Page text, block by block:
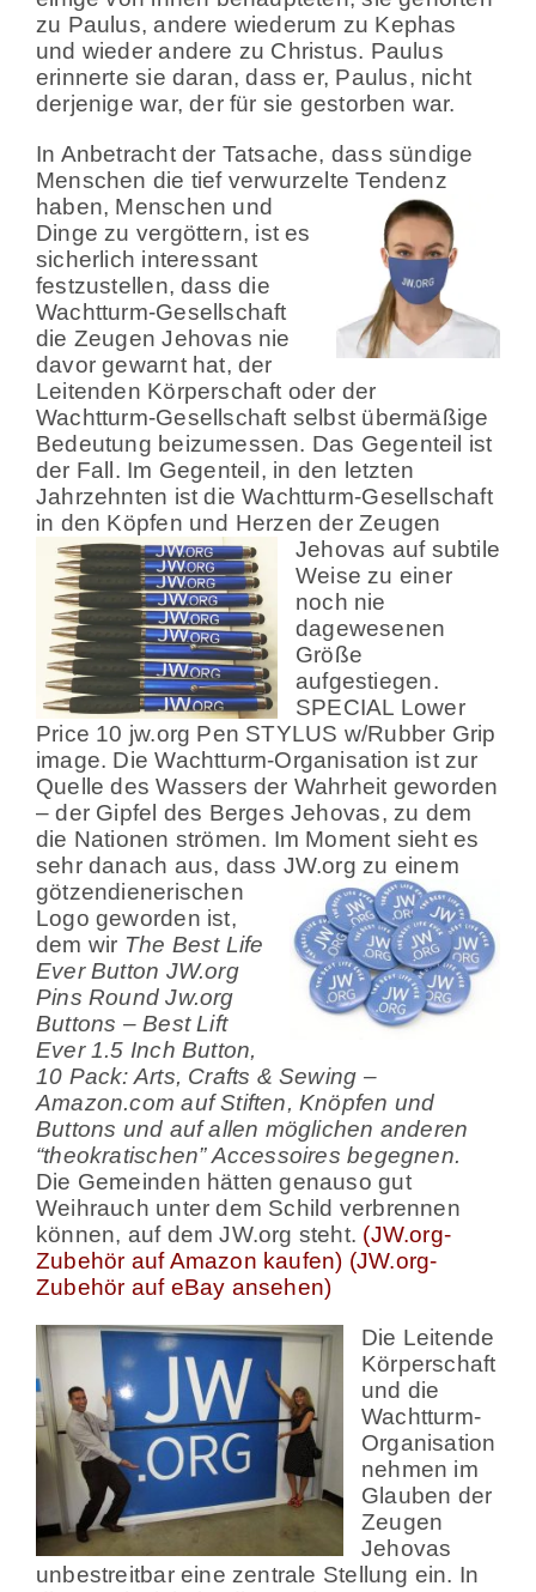
zu Paulus, andere wiederum zu Kephas
und wieder andere zu Christus. Paulus
erinnerte sie daran, dass er, Paulus, nicht
derjenige war, der für sie gestorben war.
In Anbetracht der Tatsache, dass sündige
Menschen die tief verwurzelte Tendenz
haben, Menschen und
Dinge zu vergöttern, ist es
sicherlich interessant
festzustellen, dass die
Wachtturm-Gesellschaft
die Zeugen Jehovas nie
davor gewarnt hat, der
Leitenden Körperschaft oder der
Wachtturm-Gesellschaft selbst übermäßige
Bedeutung beizumessen. Das Gegenteil ist
der Fall. Im Gegenteil, in den letzten
Jahrzehnten ist die Wachtturm-Gesellschaft
in den Köpfen und Herzen der Zeugen
Jehovas auf subtile
Weise zu einer
noch nie
dagewesenen
Größe
aufgestiegen.
SPECIAL Lower
Price 10 jw.org Pen STYLUS w/Rubber Grip
image. Die Wachtturm-Organisation ist zur
Quelle des Wassers der Wahrheit geworden
– der Gipfel des Berges Jehovas, zu dem
die Nationen strömen. Im Moment sieht es
sehr danach aus, dass JW.org zu einem
götzendienerischen
Logo geworden ist,
dem wir The Best Life
Ever Button JW.org
Pins Round Jw.org
Buttons – Best Lift
Ever 1.5 Inch Button,
10 Pack: Arts, Crafts & Sewing –
Amazon.com auf Stiften, Knöpfen und
Buttons und auf allen möglichen anderen
“theokratischen” Accessoires begegnen.
Die Gemeinden hätten genauso gut
Weihrauch unter dem Schild verbrennen
können, auf dem JW.org steht. (JW.org-
Zubehör auf Amazon kaufen) (JW.org-
Zubehör auf eBay ansehen)
Die Leitende
Körperschaft
und die
Wachtturm-
Organisation
nehmen im
Glauben der
Zeugen
Jehovas
unbestreitbar eine zentrale Stellung ein. In